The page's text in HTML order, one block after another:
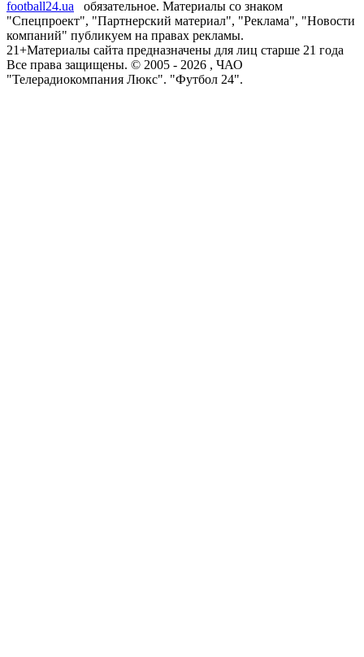
football24.ua
обязательное. Материалы со знаком
"Спецпроект", "Партнерский материал", "Реклама", "Новости
компаний" публикуем на правах рекламы.
21+Материалы сайта предназначены для лиц старше 21 года
Все права защищены. © 2005 - 2026 , ЧАО
"Телерадиокомпания Люкс". "Футбол 24".